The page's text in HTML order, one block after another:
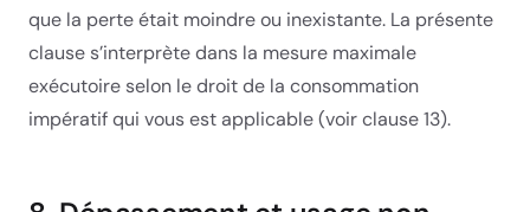
que la perte était moindre ou inexistante. La présente
clause s’interprète dans la mesure maximale
exécutoire selon le droit de la consommation
impératif qui vous est applicable (voir clause 13).